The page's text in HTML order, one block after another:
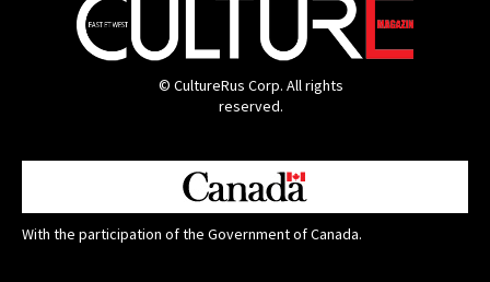
© CultureRus Corp. All rights
reserved.
With the participation of the Government of Canada.